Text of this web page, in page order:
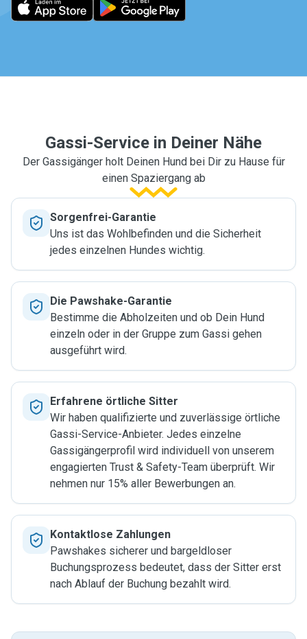
Gassi-Service in Deiner Nähe
Der Gassigänger holt Deinen Hund bei Dir zu Hause für
einen Spaziergang ab
Sorgenfrei-Garantie
Uns ist das Wohlbefinden und die Sicherheit
jedes einzelnen Hundes wichtig.
Die Pawshake-Garantie
Bestimme die Abholzeiten und ob Dein Hund
einzeln oder in der Gruppe zum Gassi gehen
ausgeführt wird.
Erfahrene örtliche Sitter
Wir haben qualifizierte und zuverlässige örtliche
Gassi-Service-Anbieter. Jedes einzelne
Gassigängerprofil wird individuell von unserem
engagierten Trust & Safety-Team überprüft. Wir
nehmen nur 15% aller Bewerbungen an.
Kontaktlose Zahlungen
Pawshakes sicherer und bargeldloser
Buchungsprozess bedeutet, dass der Sitter erst
nach Ablauf der Buchung bezahlt wird.